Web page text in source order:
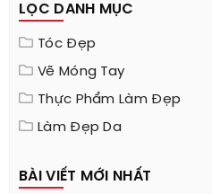
LỌC DANH MỤC
Tóc Đẹp
Vẽ Móng Tay
Thực Phẩm Làm Đẹp
Làm Đẹp Da
BÀI VIẾT MỚI NHẤT